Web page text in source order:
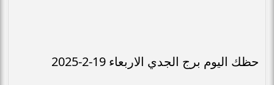
حظك اليوم برج الجدي الاربعاء 19-2-2025